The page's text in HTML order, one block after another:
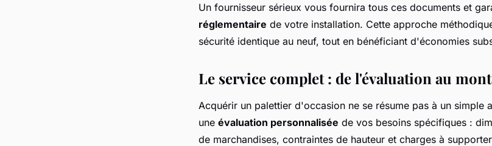
Un fournisseur sérieux vous fournira tous ces documents et
réglementaire de votre installation. Cette approche
sécurité identique au neuf, tout en bénéficiant d'économies
Le service complet : de l'évaluation au
Acquérir un palettier d'occasion ne se résume pas à un simple
une évaluation personnalisée de vos besoins spécifiques :
de marchandises, contraintes de hauteur et charges à